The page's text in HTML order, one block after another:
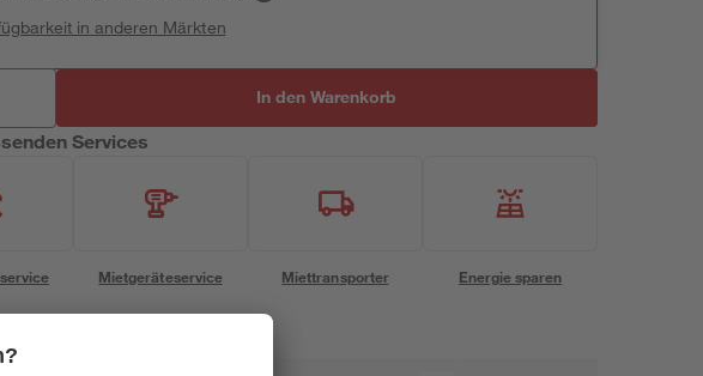
in anderen Märkten
In den Warenkorb
Services
Mietgeräteservice Miettransporter Energie sparen